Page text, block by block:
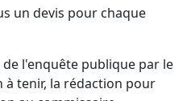
un devis pour chaque
l'enquête publique par le
tenir, la rédaction pour